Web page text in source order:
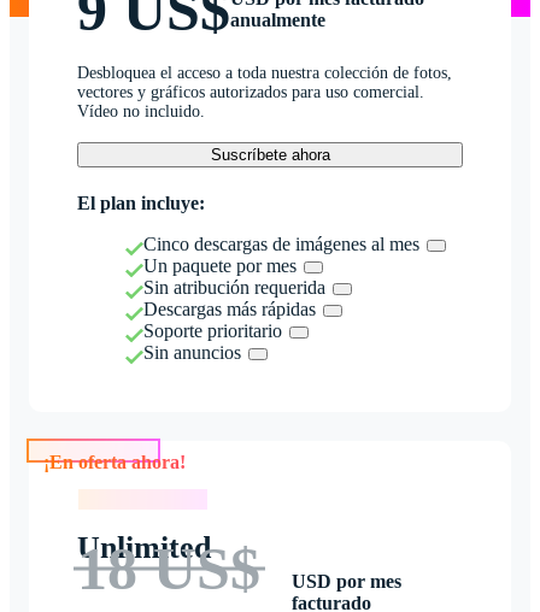
anualmente
Desbloquea el acceso a toda nuestra colección de fotos,
vectores y gráficos autorizados para uso comercial.
Vídeo no incluido.
Suscríbete ahora
El plan incluye:
Cinco descargas de imágenes al mes
Un paquete por mes
Sin atribución requerida
Descargas más rápidas
Soporte prioritario
Sin anuncios
Unlimited
18 US$
USD por mes
facturado